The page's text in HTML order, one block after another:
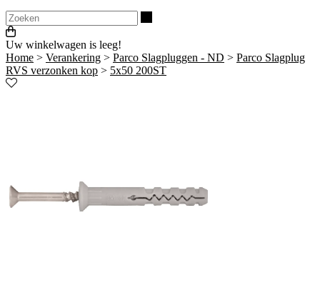
Uw winkelwagen is leeg!
Home > Verankering > Parco Slagpluggen - ND > Parco Slagplug
RVS verzonken kop > 5x50 200ST